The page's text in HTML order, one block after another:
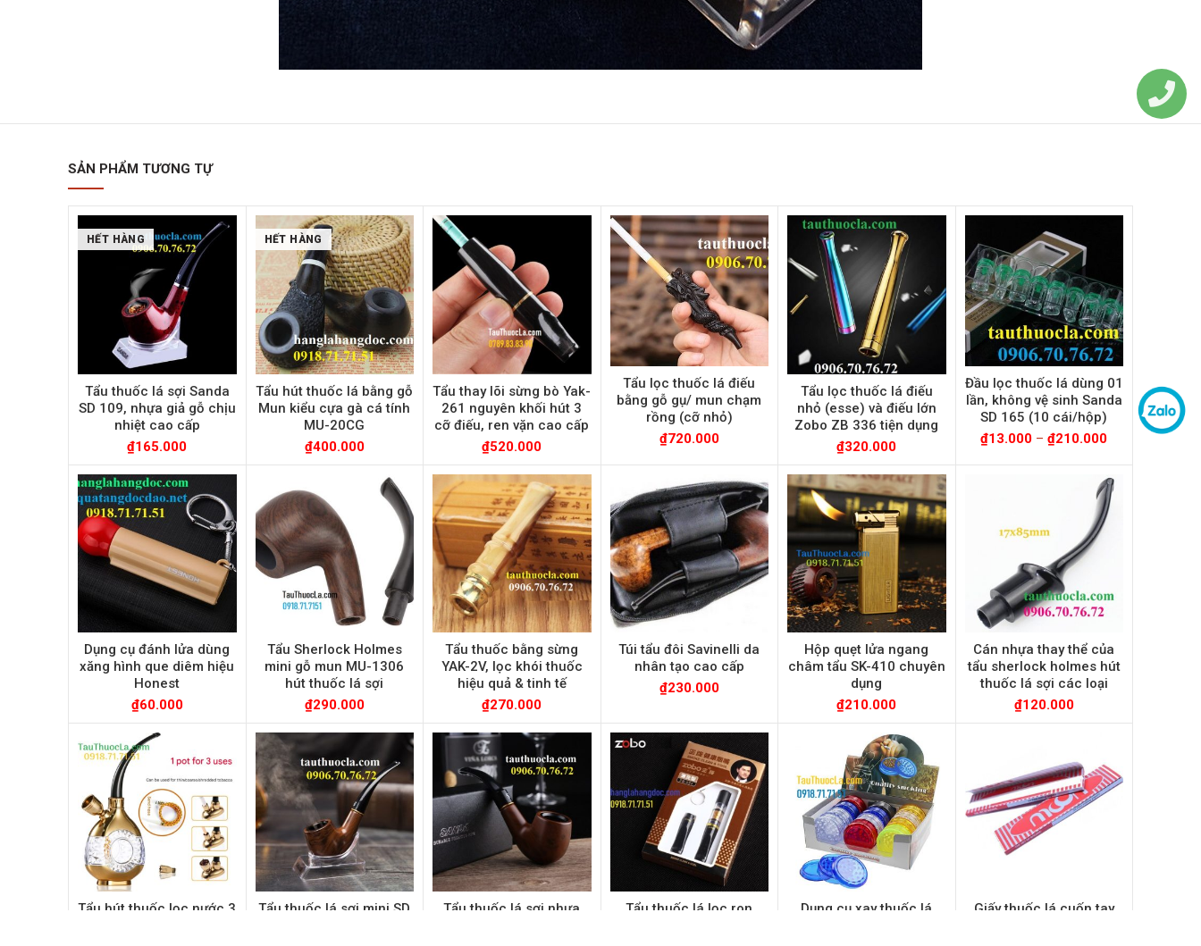
SẢN PHẨM TƯƠNG TỰ
HẾT HÀNG
Tẩu thuốc lá sợi Sanda
SD 109, nhựa giả gỗ chịu
nhiệt cao cấp
₫165.000
HẾT HÀNG
Tẩu hút thuốc lá bằng gỗ
Mun kiểu cựa gà cá tính
MU-20CG
₫400.000
Tẩu thay lõi sừng bò Yak-
261 nguyên khối hút 3
cỡ điếu, ren vặn cao cấp
₫520.000
Tẩu lọc thuốc lá điếu
bằng gỗ gụ/ mun chạm
rồng (cỡ nhỏ)
₫720.000
Tẩu lọc thuốc lá điếu
nhỏ (esse) và điếu lớn
Zobo ZB 336 tiện dụng
₫320.000
Đầu lọc thuốc lá dùng 01
lần, không vệ sinh Sanda
SD 165 (10 cái/hộp)
₫13.000 –₫210.000
Dụng cụ đánh lửa dùng
xăng hình que diêm hiệu
Honest
₫60.000
Tẩu Sherlock Holmes
mini gỗ mun MU-1306
hút thuốc lá sợi
₫290.000
Tẩu thuốc bằng sừng
YAK-2V, lọc khói thuốc
hiệu quả & tinh tế
₫270.000
Túi tẩu đôi Savinelli da
nhân tạo cao cấp
₫230.000
Hộp quẹt lửa ngang
châm tẩu SK-410 chuyên
dụng
₫210.000
Cán nhựa thay thể của
tẩu sherlock holmes hút
thuốc lá sợi các loại
₫120.000
Tẩu hút thuốc lọc nước 3
Tẩu thuốc lá sợi mini SD
Tẩu thuốc lá sợi nhựa
Tẩu thuốc lá lọc ron
Dụng cụ xay thuốc lá
Giấy thuốc lá cuốn tay